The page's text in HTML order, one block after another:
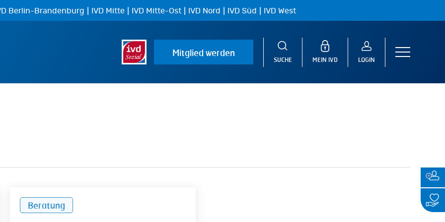
Berlin-Brandenburg | IVD Mitte | IVD Mitte-Ost | IVD Nord | IVD Süd | IVD West
Mitglied werden
SUCHE MEIN IVD LOGIN
Menu
Beratung